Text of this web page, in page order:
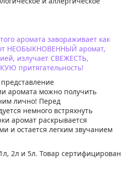
аромата завораживает как
НЕОБЫКНОВЕННЫЙ аромат,
излучает СВЕЖЕСТЬ,
притягательность!
аромата можно получить
лично! Перед
немного встряхнуть
аромат раскрывается
и остается легким звучанием
2л и 5л. Товар сертифицирован